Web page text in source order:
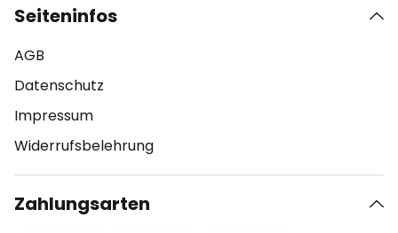
Seiteninfos
AGB
Datenschutz
Impressum
Widerrufsbelehrung
Zahlungsarten